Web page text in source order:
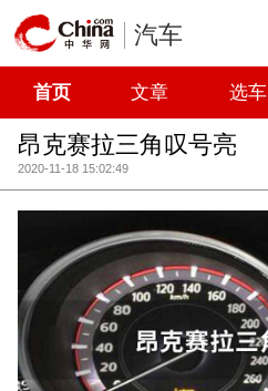
汽车
首页 文章 选车
昂克赛拉三角叹号亮
2020-11-18 15:02:49